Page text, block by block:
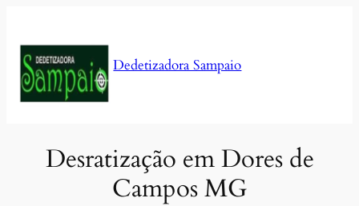
conteúdo
Dedetizadora Sampaio
Desratização em Dores de
Campos MG